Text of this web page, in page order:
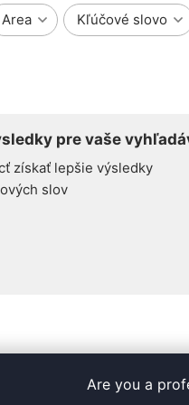
Area Kľúčové slovo
pre vaše
získať lepšie výsledky
slov
Are you a